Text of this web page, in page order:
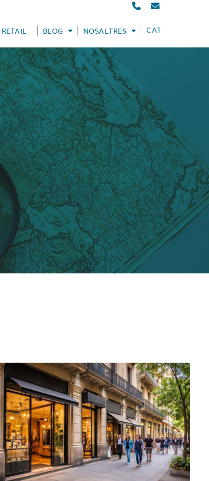
RETAIL BLOG NOSALTRES CATALÀ